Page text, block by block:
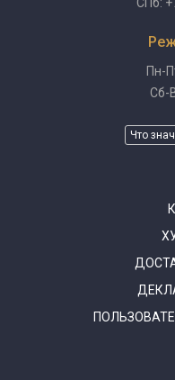
Пн-
Сб-
Что